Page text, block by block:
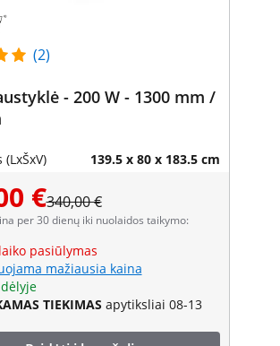
(2)
- 200 W - 1300 mm /
139.5 x 80 x 183.5 cm
€340,00 €
per 30 dienų iki nuolaidos taikymo:
pasiūlymas
mažiausia kaina
TIEKIMAS apytiksliai 08-13